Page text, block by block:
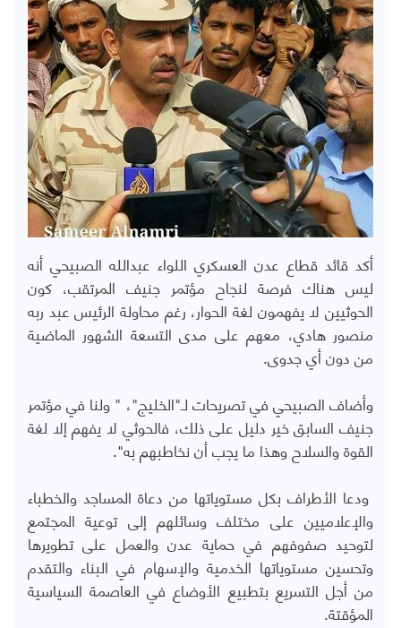
أكد قائد قطاع عدن العسكري اللواء عبدالله الصبيحي أنه
ليس هناك فرصة لنجاح مؤتمر جنيف المرتقب، كون
الحوثيين لا يفهمون لغة الحوار، رغم محاولة الرئيس عبد ربه
منصور هادي، معهم على مدى التسعة الشهور الماضية
من دون أي جدوى.
وأضاف الصبيحي في تصريحات لـ"الخليج"، " ولنا في مؤتمر
جنيف السابق خير دليل على ذلك، فالحوثي لا يفهم إلا لغة
القوة والسلاح وهذا ما يجب أن نخاطبهم به".
ودعا الأطراف بكل مستوياتها من دعاة المساجد والخطباء
والإعلاميين على مختلف وسائلهم إلى توعية المجتمع
لتوحيد صفوفهم في حماية عدن والعمل على تطويرها
وتحسين مستوياتها الخدمية والإسهام في البناء والتقدم
من أجل التسريع بتطبيع الأوضاع في العاصمة السياسية
المؤقتة.